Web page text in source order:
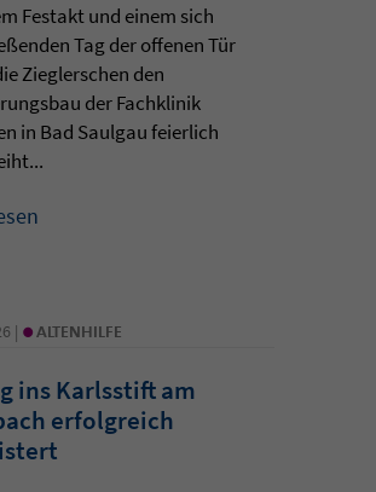
Festakt und einem sich
Tag der offenen Tür
Zieglerschen den
der Fachklinik
in Bad Saulgau feierlich
| • ALTENHILFE
ins Karlsstift am
erfolgreich